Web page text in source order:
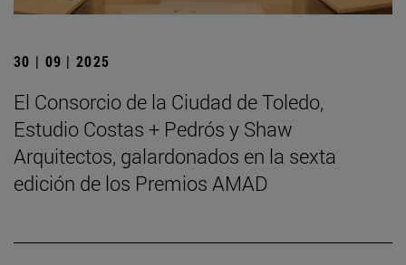
30 | 09 | 2025
El Consorcio de la Ciudad de Toledo,
Estudio Costas + Pedrós y Shaw
Arquitectos, galardonados en la sexta
edición de los Premios AMAD